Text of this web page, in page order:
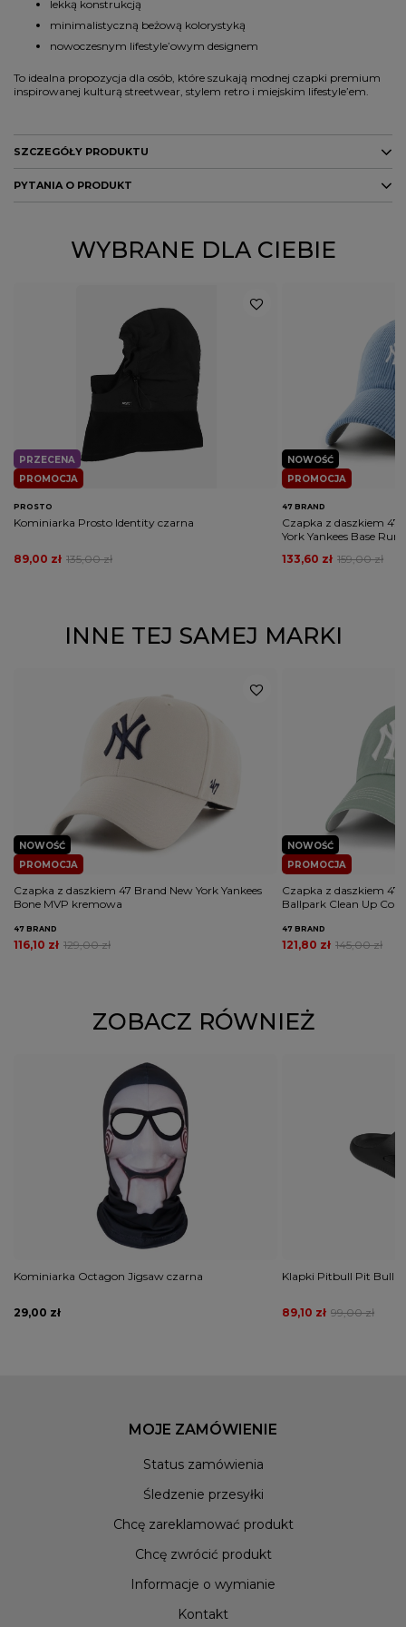
lekką konstrukcją
minimalistyczną beżową kolorystyką
nowoczesnym lifestyle’owym designem
To idealna propozycja dla osób, które szukają modnej czapki premium
inspirowanej kulturą streetwear, stylem retro i miejskim lifestyle’em.
SZCZEGÓŁY PRODUKTU
Marka 47 Brand
beżowy/brązowy
Potwierdź obecność oznaczeń lub etykiet
wymaganych przepisami
nie
Rodzaj nakrycia głowy czapka z daszkiem
PYTANIA O PRODUKT
ZADAJ PYTANIE
WYBRANE DLA CIEBIE
PROMOCJA
PRZECENA
PROSTO
Kominiarka Prosto Identity czarna
135,00 zł
89,00 zł
PROMOCJA
NOWOŚĆ
47 BRAND
Czapka z daszkiem 47
York Yankees Base
159,00 zł
133,60 zł
INNE TEJ SAMEJ MARKI
PROMOCJA
NOWOŚĆ
Czapka z daszkiem 47 Brand New York Yankees
Bone MVP kremowa
47 BRAND
129,00 zł
116,10 zł
PROMOCJA
NOWOŚĆ
Czapka z daszkiem 47
Ballpark Clean Up
47 BRAND
145,00 zł
121,80 zł
ZOBACZ RÓWNIEŻ
Kominiarka Octagon Jigsaw czarna
29,00 zł
Klapki Pitbull Pit Bull
99,00 zł
89,10 zł
MOJE ZAMÓWIENIE
Status zamówienia
Śledzenie przesyłki
Chcę zareklamować produkt
Chcę zwrócić produkt
Informacje o wymianie
Kontakt